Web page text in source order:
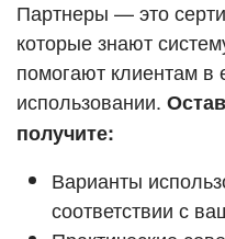
Партнеры — это
которые знают
помогают клиентам в
использовании.
получите:
Варианты
соответствии с